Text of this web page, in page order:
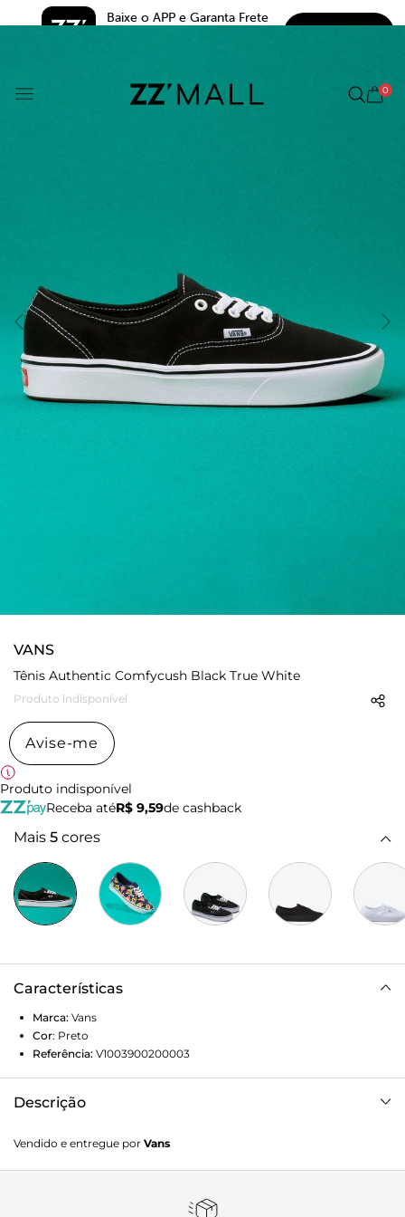
Baixe o APP e Garanta Frete
0
VANS
Tênis Authentic Comfycush Black True White
Produto indisponível
Avise-me
Produto indisponível
Receba atéR$ 9,59de cashback
Mais 5 cores
Características
Marca: Vans
Cor: Preto
Referência: V1003900200003
Descrição
silhueta clássica do Authentic introduzindo a tecnologia
ComfyCush: uma sola mais macia e acolchoada que
faz com que pareça que estamos andando nas nuvens.
Vendido e entregue por Vans